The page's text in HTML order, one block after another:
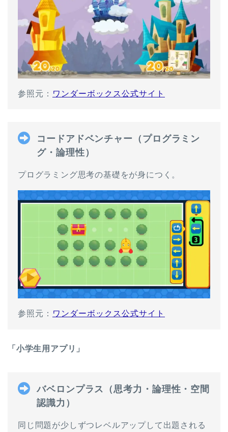
参照元： ワンダーボックス公式サイト
コードアドベンチャー（プログラミン
グ・論理性）
プログラミング思考の基礎をが身につく。
参照元： ワンダーボックス公式サイト
「小学生用アプリ」
バベロンプラス（思考力・論理性・空間
認識力）
同じ問題が少しずつレベルアップして出題される